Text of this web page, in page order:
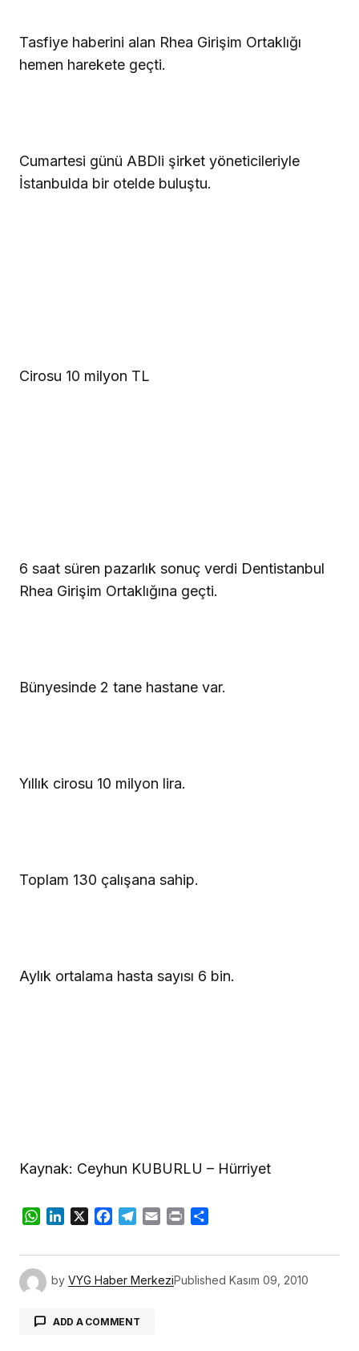
Tasfiye haberini alan Rhea Girişim Ortaklığı
hemen harekete geçti.
Cumartesi günü ABDli şirket yöneticileriyle
İstanbulda bir otelde buluştu.
Cirosu 10 milyon TL
6 saat süren pazarlık sonuç verdi Dentistanbul
Rhea Girişim Ortaklığına geçti.
Bünyesinde 2 tane hastane var.
Yıllık cirosu 10 milyon lira.
Toplam 130 çalışana sahip.
Aylık ortalama hasta sayısı 6 bin.
Kaynak: Ceyhun KUBURLU – Hürriyet
WhatsApp
LinkedIn
X Facebook
Telegram
Email Print
by VYG Haber MerkeziPublished Kasım 09, 2010
ADD A COMMENT